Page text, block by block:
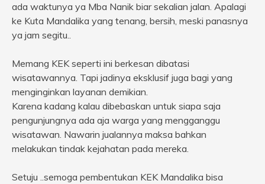
ada waktunya ya Mba Nanik biar sekalian jalan. Apalagi
ke Kuta Mandalika yang tenang, bersih, meski panasnya
ya jam segitu..
Memang KEK seperti ini berkesan dibatasi
wisatawannya. Tapi jadinya eksklusif juga bagi yang
menginginkan layanan demikian.
Karena kadang kalau dibebaskan untuk siapa saja
pengunjungnya ada aja warga yang mengganggu
wisatawan. Nawarin jualannya maksa bahkan
melakukan tindak kejahatan pada mereka.
Setuju ..semoga pembentukan KEK Mandalika bisa